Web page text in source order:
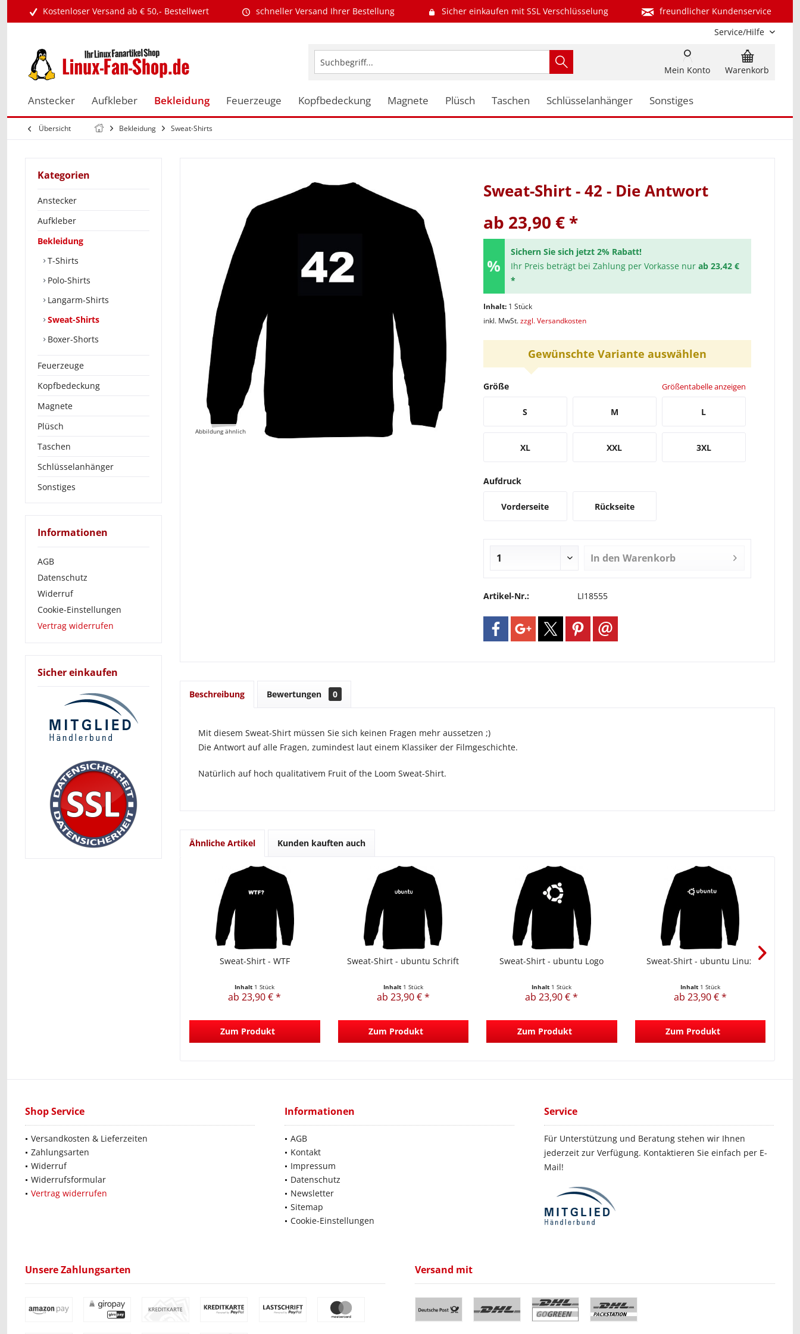
Kostenloser Versand ab € 50,- Bestellwert schneller Versand Ihrer Bestellung Sicher einkaufen mit SSL Verschlüsselung
freundlicher Kundenservice
Service/Hilfe
Warenkorb
Mein Konto
Anstecker Aufkleber Bekleidung Feuerzeuge Kopfbedeckung Magnete Plüsch Taschen Schlüsselanhänger Sonstiges
Übersicht Bekleidung Sweat-Shirts
Kategorien
Anstecker
Aufkleber
Bekleidung
T-Shirts
Polo-Shirts
Langarm-Shirts
Sweat-Shirts
Boxer-Shorts
Feuerzeuge
Kopfbedeckung
Magnete
Plüsch
Taschen
Schlüsselanhänger
Sonstiges
Informationen
AGB
Datenschutz
Widerruf
Cookie-Einstellungen
Vertrag widerrufen
Sicher einkaufen
Abbildung ähnlich
Sweat-Shirt - 42 - Die Antwort
ab 23,90 € *
Sichern Sie sich jetzt 2% Rabatt!
Ihr Preis beträgt bei Zahlung per Vorkasse nur ab 23,42 €
*
Inhalt: 1 Stück
inkl. MwSt.zzgl. Versandkosten
Gewünschte Variante auswählen
Größe Größentabelle anzeigen
S M L
XL XXL 3XL
Aufdruck
Vorderseite Rückseite
In den Warenkorb
Artikel-Nr.: LI18555
Beschreibung Bewertungen 0
Mit diesem Sweat-Shirt müssen Sie sich keinen Fragen mehr aussetzen ;)
Die Antwort auf alle Fragen, zumindest laut einem Klassiker der Filmgeschichte.
Natürlich auf hoch qualitativem Fruit of the Loom Sweat-Shirt.
Ähnliche Artikel Kunden kauften auch
Sweat-Shirt - WTF
Inhalt 1 Stück
ab 23,90 € *
Zum Produkt
Sweat-Shirt - ubuntu Schrift
Inhalt 1 Stück
ab 23,90 € *
Zum Produkt
Sweat-Shirt - ubuntu Logo
Inhalt 1 Stück
ab 23,90 € *
Zum Produkt
Sweat-Shirt - ubuntu Linux
Inhalt 1 Stück
ab 23,90 € *
Zum Produkt
Shop Service
Versandkosten & Lieferzeiten
Zahlungsarten
Widerruf
Widerrufsformular
Vertrag widerrufen
Informationen
AGB
Kontakt
Impressum
Datenschutz
Newsletter
Sitemap
Cookie-Einstellungen
Service
Für Unterstützung und Beratung stehen wir Ihnen
jederzeit zur Verfügung. Kontaktieren Sie einfach per E-
Mail!
Unsere Zahlungsarten Versand mit